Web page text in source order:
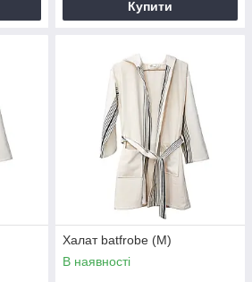
Купити
Халат batfrobe (M)
В наявності